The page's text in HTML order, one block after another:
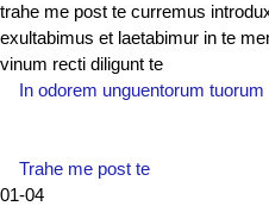
trahe me post te curremus
exultabimus et laetabimur in te
vinum recti diligunt te
In odorem unguentorum tuorum
Trahe me post te
01-04